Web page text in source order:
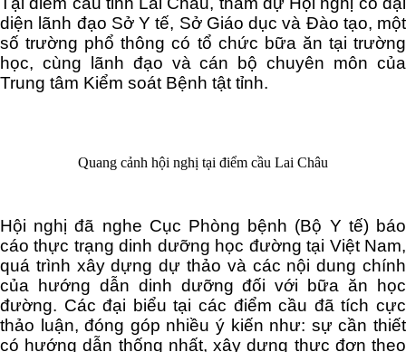
diện lãnh đạo Sở Y tế, Sở Giáo dục và Đào tạo, một
số trường phổ thông có tổ chức bữa ăn tại trường
học, cùng lãnh đạo và cán bộ chuyên môn của
Trung tâm Kiểm soát Bệnh tật tỉnh.
Quang cảnh hội nghị tại điểm cầu Lai Châu
Hội nghị đã nghe Cục Phòng bệnh (Bộ Y tế) báo
cáo thực trạng dinh dưỡng học đường tại Việt Nam,
quá trình xây dựng dự thảo và các nội dung chính
của hướng dẫn dinh dưỡng đối với bữa ăn học
đường. Các đại biểu tại các điểm cầu đã tích cực
thảo luận, đóng góp nhiều ý kiến như: sự cần thiết
có hướng dẫn thống nhất, xây dựng thực đơn theo